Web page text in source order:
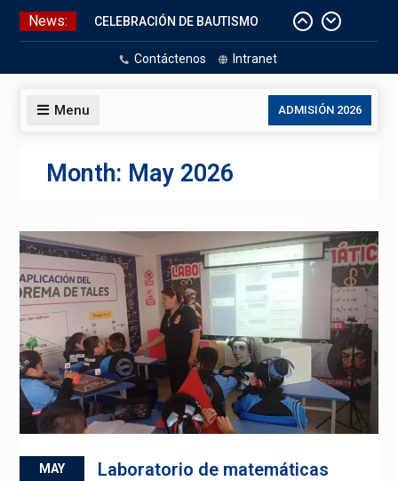
Skip
News:
CELEBRACIÓN DE BAUTISMO
Pizarras Inteligentes
Laboratorios de Cómputo
Contáctenos Intranet
Menu ADMISIÓN 2026
Month: May 2026
MAY Laboratorio de matemáticas